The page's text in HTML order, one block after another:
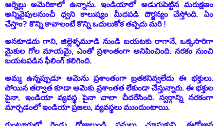
ఆర్నెల్లు అమెరికాలో ఉన్నాను. ఇండియాలో అడుగుపెట్టిన మరుక్షణం
అన్నివైపులనుంచీ ధ్వని కాలుష్యం మీదపడి దౌర్జన్యం చేస్తోంది. ఏం
చేస్తాం? కొన్ని కావాలంటే కొన్ని ఒదులుకోక తప్పదు మరి !
అనకూడదు గాని, జిల్లెళ్ళమూడి నుండి బయటకు రాగానే, ఒక్కసారిగా
మైకుల గోల మాయమై, ఎంతో ప్రశాంతంగా అనిపించింది. నరకం నుంచి
బయటపడిన ఫీలింగ్ కలిగింది.
అమ్మ ఉన్నప్పుడూ ఆమెను ప్రశాంతంగా బ్రతకనివ్వలేదు ఈ భక్తులు.
పోయిన తర్వాత కూడా ఆమెకు ప్రశాంతత లేకుండా చేస్తున్నారు. ఈ భక్తుల
పైనా, ఇండియా వ్యవస్థ పైనా చాలా చీదరేసింది. స్వర్గాన్ని నరకంగా
మార్చడంలో ఇండియా ప్రజలు, వ్యవస్థలు ముందుంటాయి.